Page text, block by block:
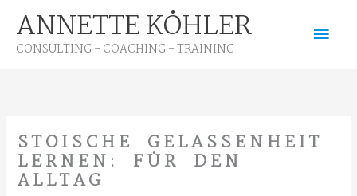
Inhalt
springen
ANNETTE KÖHLER
CONSULTING - COACHING - TRAINING
STOISCHE GELASSENHEIT
LERNEN: FÜR DEN
ALLTAG